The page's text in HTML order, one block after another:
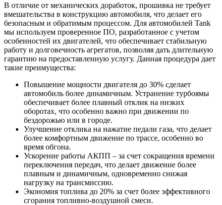
В отличие от механических доработок, прошивка не требует
вмешательства в конструкцию автомобиля, что делает его
безопасным и обратимым процессом. Для автомобилей Tank
мы используем проверенное ПО, разработанное с учетом
особенностей их двигателей, что обеспечивает стабильную
работу и долговечность агрегатов, позволяя дать длительную
гарантию на предоставленную услугу. Данная процедура дает
такие преимущества:
Повышение мощности двигателя до 30% сделает
автомобиль более динамичным. Устранение турбоямы
обеспечивает более плавный отклик на низких
оборотах, что особенно важно при движении по
бездорожью или в городе.
Улучшение отклика на нажатие педали газа, что делает
более комфортным движение по трассе, особенно во
время обгона.
Ускорение работы АКПП – за счет сокращения времени
переключения передач, что делает движение более
плавным и динамичным, одновременно снижая
нагрузку на трансмиссию.
Экономия топлива до 20% за счет более эффективного
сгорания топливно-воздушной смеси.